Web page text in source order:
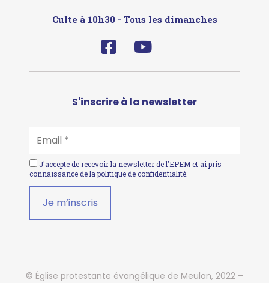
Culte à 10h30 - Tous les dimanches
S'inscrire à la newsletter
J'accepte de recevoir la newsletter de l'EPEM et ai pris
connaissance de la politique de confidentialité
© Église protestante évangélique de Meulan, 2022 –